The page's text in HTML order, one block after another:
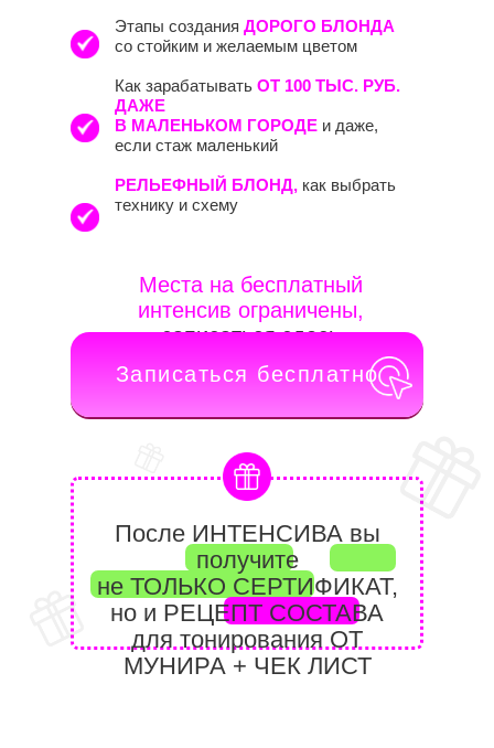
Этапы создания ДОРОГО БЛОНДА
со стойким и желаемым цветом
Как зарабатывать ОТ 100 ТЫС. РУБ.
ДАЖЕ
В МАЛЕНЬКОМ ГОРОДЕ и даже,
если стаж маленький
РЕЛЬЕФНЫЙ БЛОНД, как выбрать
технику и схему
После ИНТЕНСИВА вы
получите
не ТОЛЬКО СЕРТИФИКАТ,
но и РЕЦЕПТ СОСТАВА
для тонирования ОТ
МУНИРА + ЧЕК ЛИСТ
Места на бесплатный
интенсив ограничены,
записаться здесь
Записаться бесплатно